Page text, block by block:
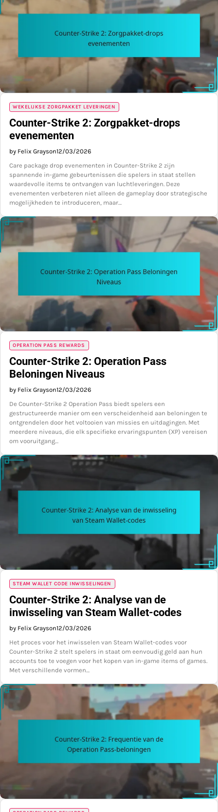
WEKELIJKSE ZORGPAKKET LEVERINGEN
Counter-Strike 2: Zorgpakket-drops
evenementen
by Felix Grayson12/03/2026
Care package drop evenementen in Counter-Strike 2 zijn
spannende in-game gebeurtenissen die spelers in staat stellen
waardevolle items te ontvangen van luchtleveringen. Deze
evenementen verbeteren niet alleen de gameplay door strategische
mogelijkheden te introduceren, maar…
OPERATION PASS REWARDS
Counter-Strike 2: Operation Pass
Beloningen Niveaus
by Felix Grayson12/03/2026
De Counter-Strike 2 Operation Pass biedt spelers een
gestructureerde manier om een verscheidenheid aan beloningen te
ontgrendelen door het voltooien van missies en uitdagingen. Met
meerdere niveaus, die elk specifieke ervaringspunten (XP) vereisen
om vooruitgang…
STEAM WALLET CODE INWISSELINGEN
Counter-Strike 2: Analyse van de
inwisseling van Steam Wallet-codes
by Felix Grayson12/03/2026
Het proces voor het inwisselen van Steam Wallet-codes voor
Counter-Strike 2 stelt spelers in staat om eenvoudig geld aan hun
accounts toe te voegen voor het kopen van in-game items of games.
Met verschillende vormen…